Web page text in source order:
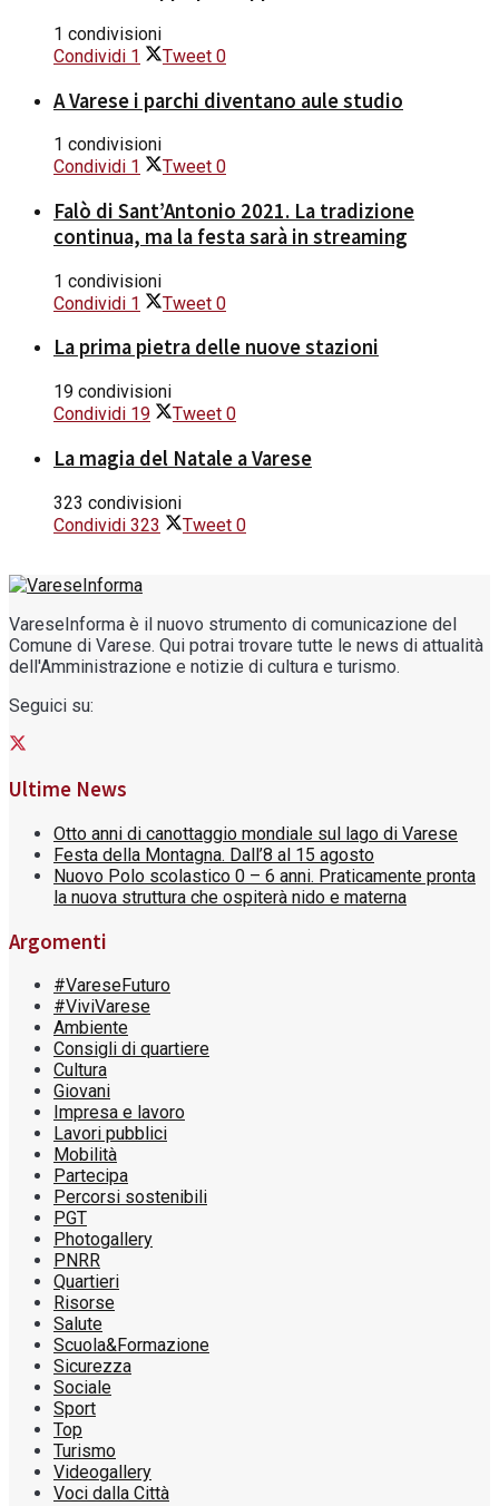
1 condivisioni
Condividi 1 Tweet 0
A Varese i parchi diventano aule studio
1 condivisioni
Condividi 1 Tweet 0
Falò di Sant’Antonio 2021. La tradizione
continua, ma la festa sarà in streaming
1 condivisioni
Condividi 1 Tweet 0
La prima pietra delle nuove stazioni
19 condivisioni
Condividi 19 Tweet 0
La magia del Natale a Varese
323 condivisioni
Condividi 323 Tweet 0
VareseInforma è il nuovo strumento di comunicazione del
Comune di Varese. Qui potrai trovare tutte le news di attualità
dell'Amministrazione e notizie di cultura e turismo.
Seguici su:
Ultime News
Otto anni di canottaggio mondiale sul lago di Varese
Festa della Montagna. Dall’8 al 15 agosto
Nuovo Polo scolastico 0 – 6 anni. Praticamente pronta
la nuova struttura che ospiterà nido e materna
Argomenti
#VareseFuturo
#ViviVarese
Ambiente
Consigli di quartiere
Cultura
Giovani
Impresa e lavoro
Lavori pubblici
Mobilità
Partecipa
Percorsi sostenibili
PGT
Photogallery
PNRR
Quartieri
Risorse
Salute
Scuola&Formazione
Sicurezza
Sociale
Sport
Top
Turismo
Videogallery
Voci dalla Città